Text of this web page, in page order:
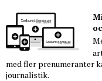
med fler prenumeranter
journalistik.